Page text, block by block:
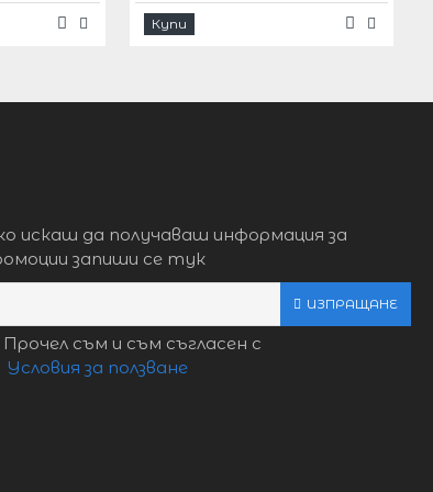
Купи
искаш да получаваш информация за
запиши се тук
ИЗПРАЩАНЕ
Прочел съм и съм съгласен с
Условия за ползване